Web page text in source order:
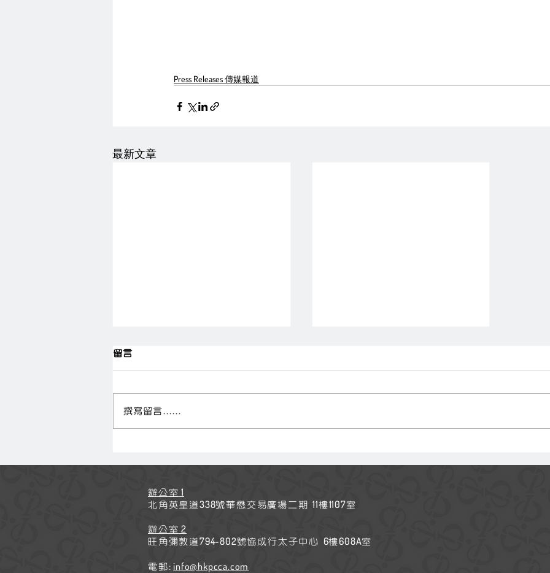
Press Releases 傳媒報道
最新文章
留言
撰寫留言......
辦公室 1
北角英皇道338號華懋交易廣場二期11樓1107室
辦公室 2
旺角彌敦道794-802號協成行太子中心 6樓608A室
電郵:info@hkpcca.com